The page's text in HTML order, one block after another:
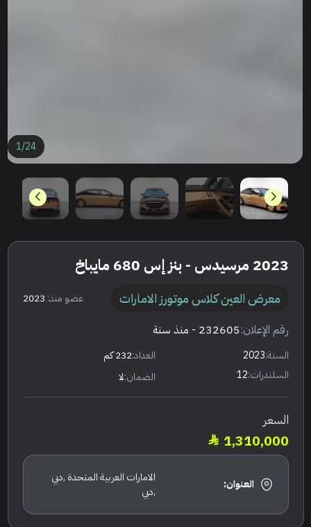
1/24
2023 مرسيدس - بنز إس 680 مايباخ
معرض العين كلاس موتورز الامارات عضو منذ: 2023
رقم الإعلان:232605 - منذ سنة
السنة:2023 العداد:232 كم
السلندرات:12 الضمان:لا
السعر
1,310,000
العنوان:
الامارات العربية المتحدة ,دبي
,دبي